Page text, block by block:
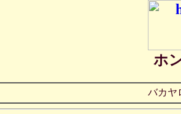
ホ
バカ